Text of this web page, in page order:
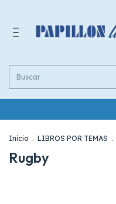
Inicio . LIBROS POR TEMAS .
Rugby